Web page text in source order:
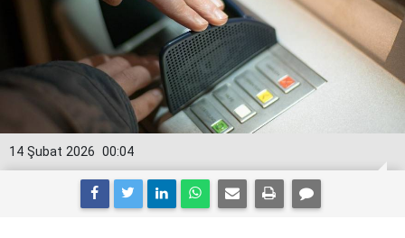
00:04
14 Şubat 2026